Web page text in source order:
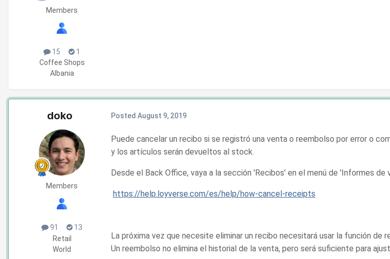
Members
15
1
Coffee Shops
Albania
doko
Members
91
13
Retail
World
Posted August 9, 2019
Puede cancelar un recibo si se registró una venta o reembolso por error o
y los artículos serán devueltos al stock.
Desde el Back Office, vaya a la sección 'Recibos' en el menú de 'Informes de
https://help.loyverse.com/es/help/how-cancel-receipts
La próxima vez que necesite eliminar un recibo necesitará usar la función de
Un reembolso no elimina el historial de la venta, pero será suficiente para